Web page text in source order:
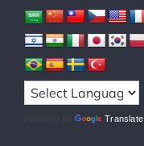
Powered by Translate